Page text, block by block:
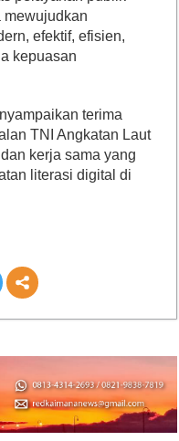
mewujudkan
efektif, efisien,
kepuasan
terima
TNI Angkatan Laut
kerja sama yang
literasi digital di